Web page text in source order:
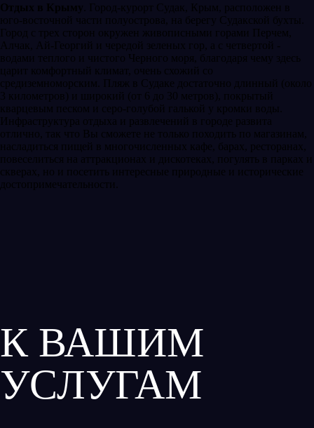
Отдых в Крыму . Город-курорт Судак, Крым, расположен в
юго-восточной части полуострова, на берегу Судакской бухты.
Город с трех сторон окружен живописными горами Перчем,
Алчак, Ай-Георгий и чередой зеленых гор, а с четвертой -
водами теплого и чистого Черного моря, благодаря чему здесь
царит комфортный климат, очень схожий со
средиземноморским. Пляж в Судаке достаточно длинный (около
3 километров) и широкий (от 6 до 30 метров), покрытый
кварцевым песком и серо-голубой галькой у кромки воды.
Инфраструктура отдыха и развлечений в городе развита
отлично, так что Вы сможете не только походить по магазинам,
насладиться пищей в многочисленных кафе, барах, ресторанах,
повеселиться на аттракционах и дискотеках, погулять в парках и
скверах, но и посетить интересные природные и исторические
достопримечательности.
К ВАШИМ
УСЛУГАМ